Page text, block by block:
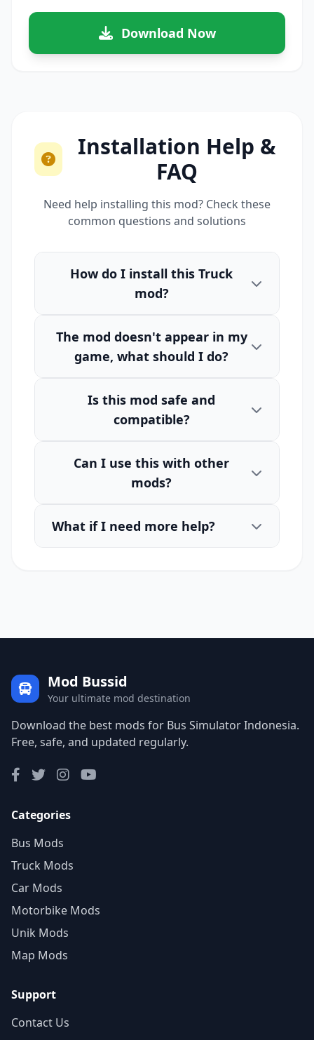
Download Now
Installation Help &
FAQ
Need help installing this mod? Check these
common questions and solutions
How do I install this Truck
mod?
The mod doesn't appear in my
game, what should I do?
Is this mod safe and
compatible?
Can I use this with other
mods?
What if I need more help?
Mod Bussid
Your ultimate mod destination
Download the best mods for Bus Simulator Indonesia.
Free, safe, and updated regularly.
Categories
Bus Mods
Truck Mods
Car Mods
Motorbike Mods
Unik Mods
Map Mods
Support
Contact Us